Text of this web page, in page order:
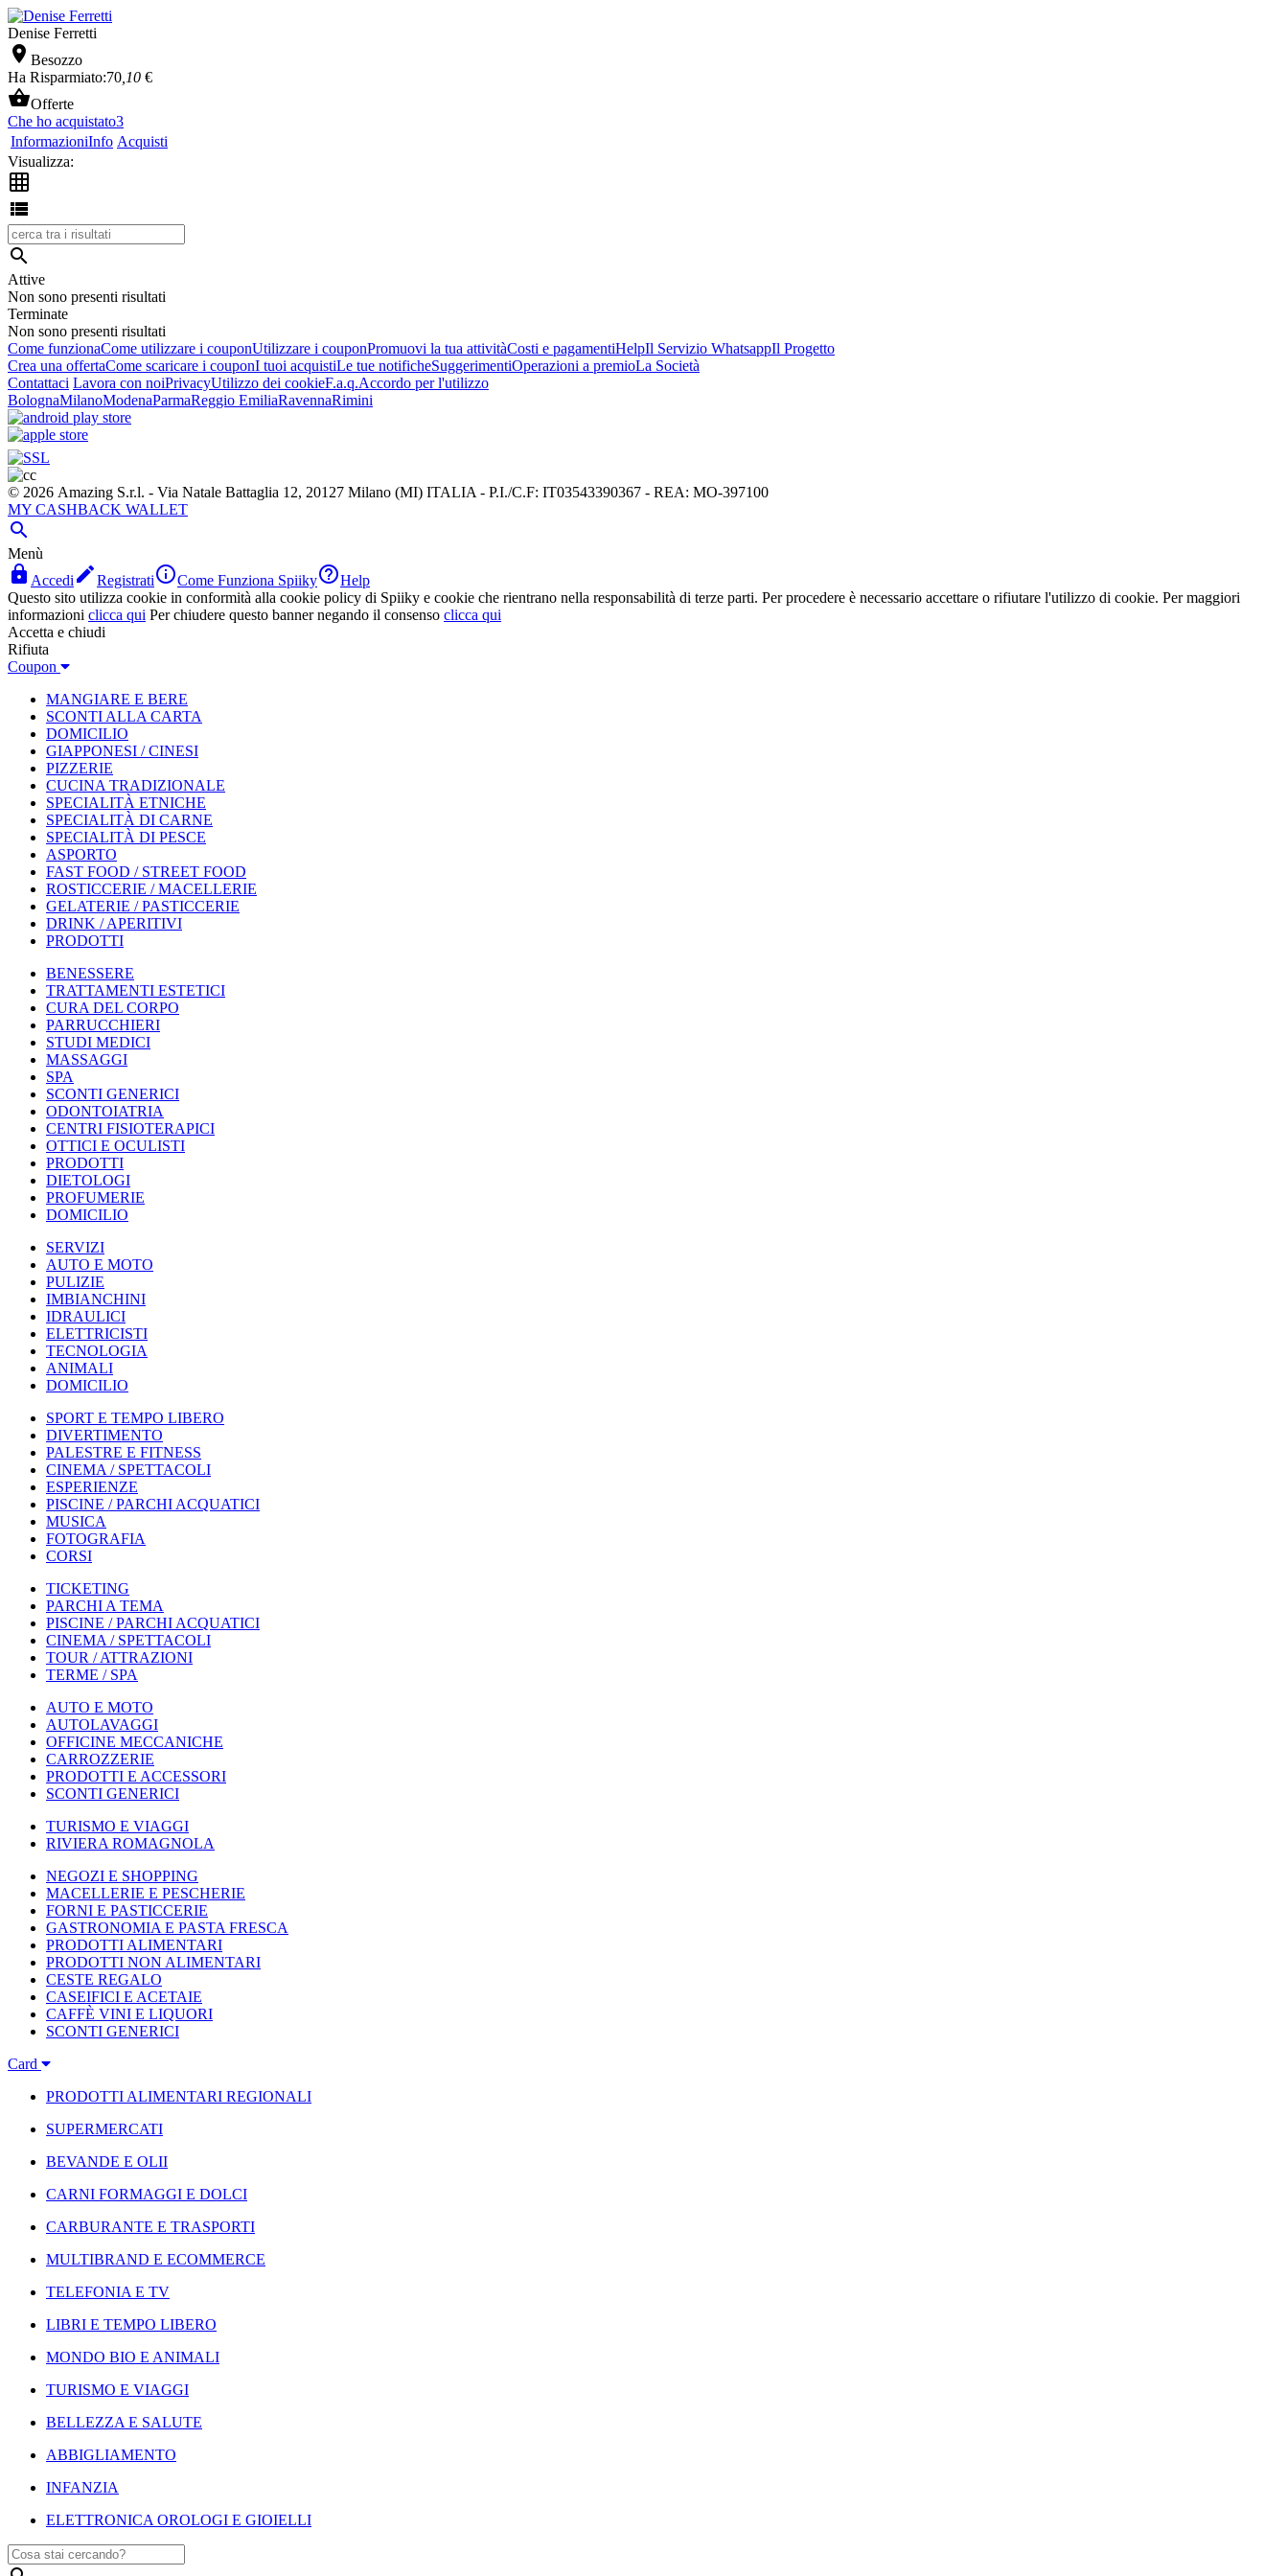
Denise Ferretti
 Besozzo
Ha Risparmiato:70 ,10 €
Offerte
Che ho acquistato3
InformazioniInfo Acquisti
Visualizza:



Attive
Non sono presenti risultati
Terminate
Non sono presenti risultati
Come funzionaCome utilizzare i couponUtilizzare i couponPromuovi la tua attivitàCosti e pagamentiHelpIl Servizio WhatsappIl Progetto
Crea una offertaCome scaricare i couponI tuoi acquistiLe tue notificheSuggerimentiOperazioni a premioLa Società
Contattaci Lavora con noiPrivacyUtilizzo dei cookieF.a.q.Accordo per l'utilizzo
BolognaMilanoModenaParmaReggio EmiliaRavennaRimini
© 2026 Amazing S.r.l. - Via Natale Battaglia 12, 20127 Milano (MI) ITALIA - P.I./C.F: IT03543390367 - REA: MO-397100
MY CASHBACK WALLET

Menù
 Accedi RegistratiCome Funziona SpiikyHelp
Questo sito utilizza cookie in conformità alla cookie policy di Spiiky e cookie che rientrano nella responsabilità di terze parti. Per procedere è necessario accettare o rifiutare l'utilizzo di cookie. Per maggiori
informazioni clicca qui Per chiudere questo banner negando il consenso clicca qui
Accetta e chiudi
Rifiuta
Coupon
MANGIARE E BERE
SCONTI ALLA CARTA
DOMICILIO
GIAPPONESI / CINESI
PIZZERIE
CUCINA TRADIZIONALE
SPECIALITÀ ETNICHE
SPECIALITÀ DI CARNE
SPECIALITÀ DI PESCE
ASPORTO
FAST FOOD / STREET FOOD
ROSTICCERIE / MACELLERIE
GELATERIE / PASTICCERIE
DRINK / APERITIVI
PRODOTTI
BENESSERE
TRATTAMENTI ESTETICI
CURA DEL CORPO
PARRUCCHIERI
STUDI MEDICI
MASSAGGI
SPA
SCONTI GENERICI
ODONTOIATRIA
CENTRI FISIOTERAPICI
OTTICI E OCULISTI
PRODOTTI
DIETOLOGI
PROFUMERIE
DOMICILIO
SERVIZI
AUTO E MOTO
PULIZIE
IMBIANCHINI
IDRAULICI
ELETTRICISTI
TECNOLOGIA
ANIMALI
DOMICILIO
SPORT E TEMPO LIBERO
DIVERTIMENTO
PALESTRE E FITNESS
CINEMA / SPETTACOLI
ESPERIENZE
PISCINE / PARCHI ACQUATICI
MUSICA
FOTOGRAFIA
CORSI
TICKETING
PARCHI A TEMA
PISCINE / PARCHI ACQUATICI
CINEMA / SPETTACOLI
TOUR / ATTRAZIONI
TERME / SPA
AUTO E MOTO
AUTOLAVAGGI
OFFICINE MECCANICHE
CARROZZERIE
PRODOTTI E ACCESSORI
SCONTI GENERICI
TURISMO E VIAGGI
RIVIERA ROMAGNOLA
NEGOZI E SHOPPING
MACELLERIE E PESCHERIE
FORNI E PASTICCERIE
GASTRONOMIA E PASTA FRESCA
PRODOTTI ALIMENTARI
PRODOTTI NON ALIMENTARI
CESTE REGALO
CASEIFICI E ACETAIE
CAFFÈ VINI E LIQUORI
SCONTI GENERICI
Card
PRODOTTI ALIMENTARI REGIONALI
SUPERMERCATI
BEVANDE E OLII
CARNI FORMAGGI E DOLCI
CARBURANTE E TRASPORTI
MULTIBRAND E ECOMMERCE
TELEFONIA E TV
LIBRI E TEMPO LIBERO
MONDO BIO E ANIMALI
TURISMO E VIAGGI
BELLEZZA E SALUTE
ABBIGLIAMENTO
INFANZIA
ELETTRONICA OROLOGI E GIOIELLI